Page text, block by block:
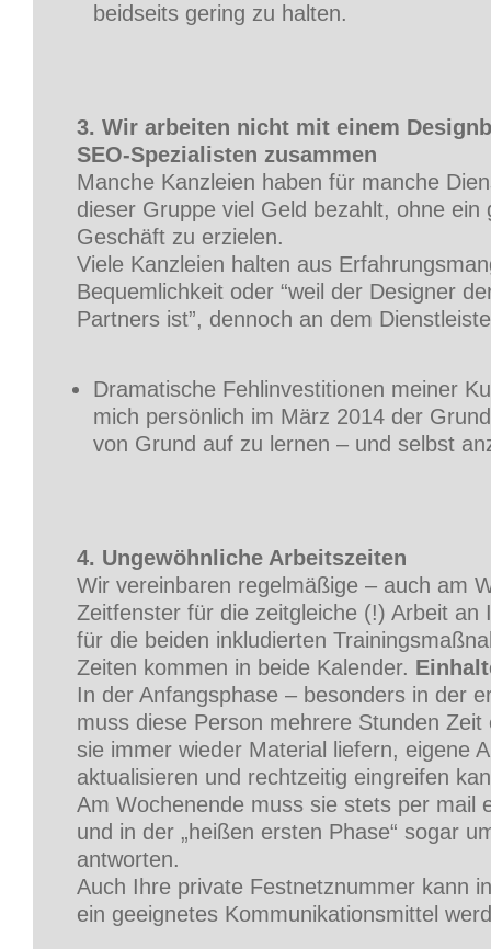
beidseits gering zu halten.
3. Wir arbeiten nicht mit einem
SEO-Spezialisten zusammen
Manche Kanzleien haben für manche
dieser Gruppe viel Geld bezahlt, ohne ein
Geschäft zu erzielen.
Viele Kanzleien halten aus
Bequemlichkeit oder “weil der Designer
Partners ist”, dennoch an dem
Dramatische Fehlinvestitionen meiner
mich persönlich im März 2014 der
von Grund auf zu lernen – und selbst
4. Ungewöhnliche Arbeitszeiten
Wir vereinbaren regelmäßige – auch am
Zeitfenster für die zeitgleiche (!) Arbeit an
für die beiden inkludierten
Zeiten kommen in beide Kalender.
In der Anfangsphase – besonders in der
muss diese Person mehrere Stunden Zeit
sie immer wieder Material liefern, eigene
aktualisieren und rechtzeitig eingreifen
Am Wochenende muss sie stets per mail
und in der „heißen ersten Phase“ sogar
antworten.
Auch Ihre private Festnetznummer kann
ein geeignetes Kommunikationsmittel